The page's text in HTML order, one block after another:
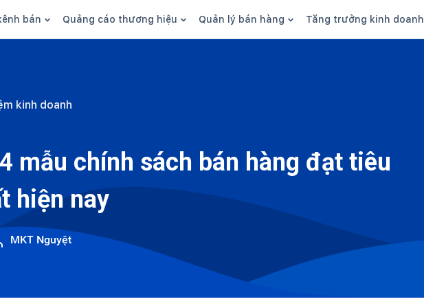
bán
social
sàn
Quảng cáo thương hiệu
SEO
Thương hiệu/Brand
Quản lý bán hàng
Tài chính
Nhân viên
Tăng trưởng kinh doanh
kinh doanh
mẫu chính sách bán hàng đạt tiêu
hiện nay
MKT Nguyệt